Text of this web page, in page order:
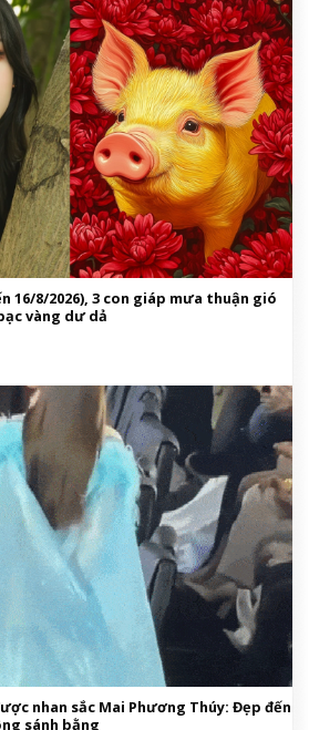
trên làn khẩn cấp cao tốc khiến một
16/8/2026), 3 con giáp mưa thuận gió
vàng dư dả